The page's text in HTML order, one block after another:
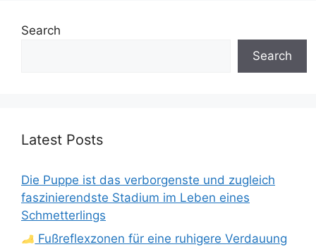
Search
Search
Latest Posts
Die Puppe ist das verborgenste und zugleich
faszinierendste Stadium im Leben eines
Schmetterlings
Fußreflexzonen für eine ruhigere Verdauung